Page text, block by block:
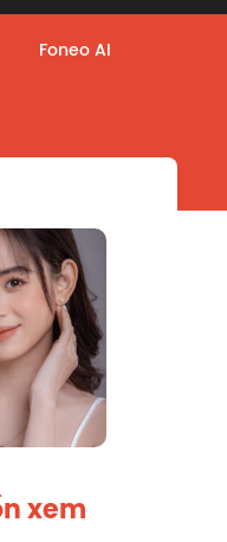
Foneo AI
xem